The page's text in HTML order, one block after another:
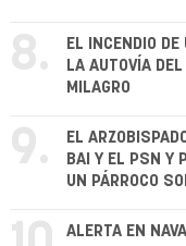
8.
EL INCENDIO
LA AUTOVÍA
MILAGRO
9.
EL
BAI Y EL PSN Y
UN PÁRROCO
ALERTA EN